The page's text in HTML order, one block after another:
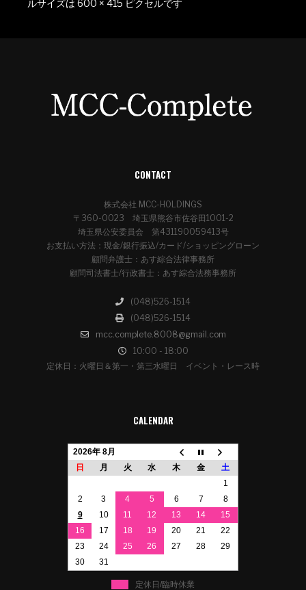
ルサイズは 600 × 415 ピクセルです
CONTACT
株式会社 MCC-HOLDINGS
〒360-0023 埼玉県熊谷市佐谷田1001-2
埼玉県公安委員会 第431190059413号
お支払い方法：現金/銀行振込/カード/ショッピングローン
顧問弁護士：あす綜合法律事務所
顧問司法書士/行政書士：あす綜合法務事務所
(048)526-1514
(048)526-1514
mcc.complete.8008@gmail.com
10:00 - 18:00
定休日：火曜日＆第一・第三水曜日 イベント・レース時
CALENDAR
2026年 8月
日
月 火 水 木 金
土
1
2
3 4 5 6 7
8
9
10 11 12 13 14
15
16
17 18 19 20 21
22
23
24 25 26 27 28
29
30
31
定休日/臨時休業